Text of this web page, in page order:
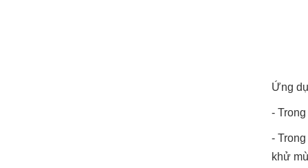
Ứng
-
-
khử